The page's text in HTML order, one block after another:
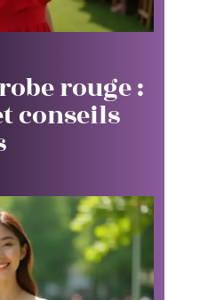
rouge :
conseils